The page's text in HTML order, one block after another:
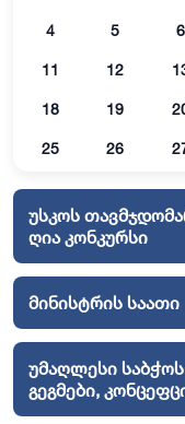
4 5 6
11 12
18 19
25 26
უსკოს
ღია კონკურსი
მინისტრის საათი
უმაღლესი
გეგმები,